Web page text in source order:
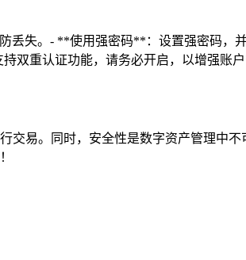
失。- **使用强密码**：设置强密码，
双重认证功能，请务必开启，以增强账
交易。同时，安全性是数字资产管理中不